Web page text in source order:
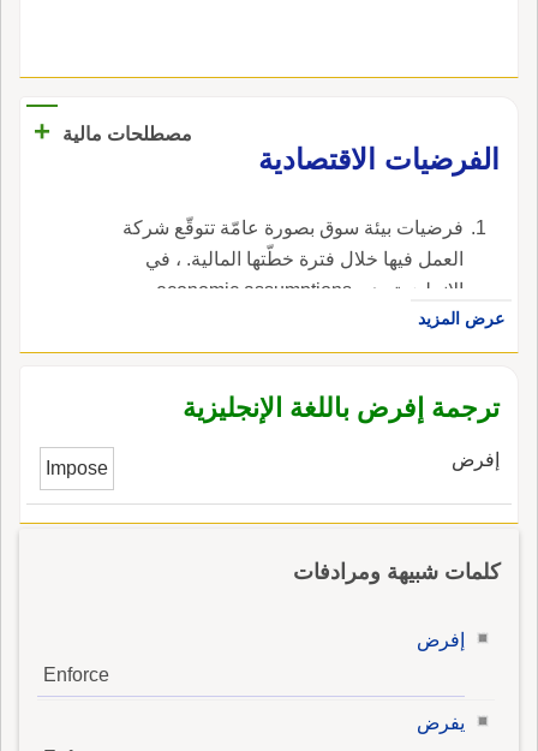
مصطلحات مالية
+
الفرضيات الاقتصادية
فرضيات بيئة سوق بصورة عامّة تتوقّع شركة
العمل فيها خلال فترة خطّتها المالية. ، في
الإنجليزية، هي economic assumptions.
عرض المزيد
ترجمة إفرض باللغة الإنجليزية
إفرض Impose
كلمات شبيهة ومرادفات
إفرض
Enforce
يفرض